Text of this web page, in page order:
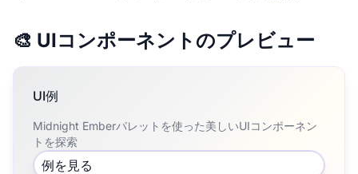
🎨 UIコンポーネントのプレビュー
UI例
Midnight Emberパレットを使った美しいUIコンポーネン
トを探索
例を見る